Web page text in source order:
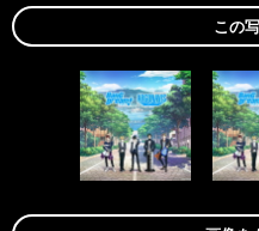
この